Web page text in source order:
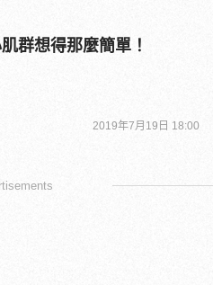
群想得那麼簡單！
2019年7月19日 18:00